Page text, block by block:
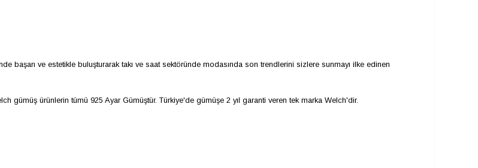
başarı ve estetikle buluşturarak takı ve saat sektöründe modasında son trendlerini sizlere sunmayı ilke edinen
gümüş ürünlerin tümü 925 Ayar Gümüştür. Türkiye'de gümüşe 2 yıl garanti veren tek marka Welch'dir.